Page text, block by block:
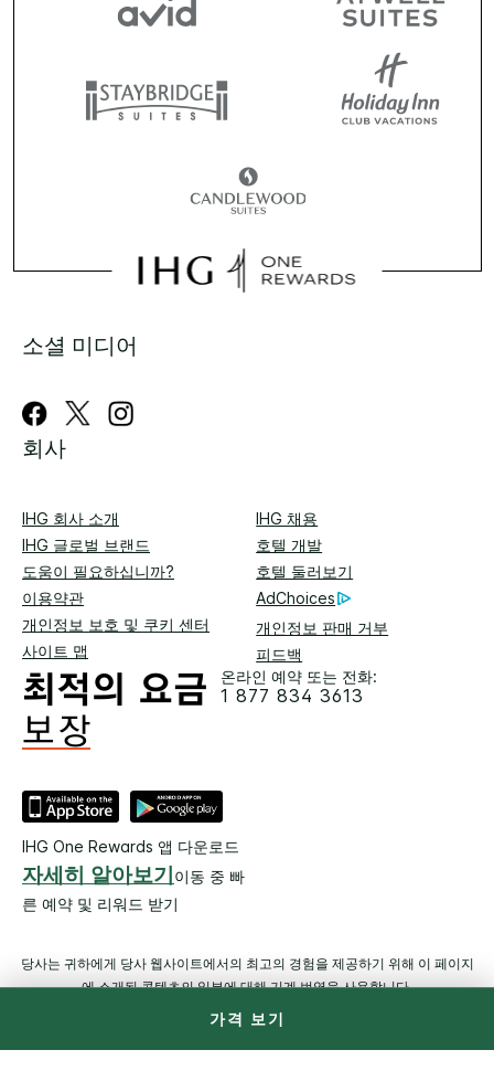
가격 보기
소셜 미디어
회사
IHG 회사 소개
IHG 채용
IHG 글로벌 브랜드
호텔 개발
도움이 필요하십니까?
호텔 둘러보기
이용약관
AdChoices
개인정보 보호 및 쿠키 센터
개인정보 판매 거부
사이트 맵
피드백
온라인 예약 또는 전화:
1 877 834 3613
IHG One Rewards 앱 다운로드
자세히 알아보기 이동 중 빠
른 예약 및 리워드 받기
당사는 귀하에게 당사 웹사이트에서의 최고의 경험을 제공하기 위해 이 페이지
에 소개된 콘텐츠의 일부에 대해 기계 번역을 사용합니다.
© 2026 IHG. All Rights Reserved. 대부분 호텔은 독립적으로 소유